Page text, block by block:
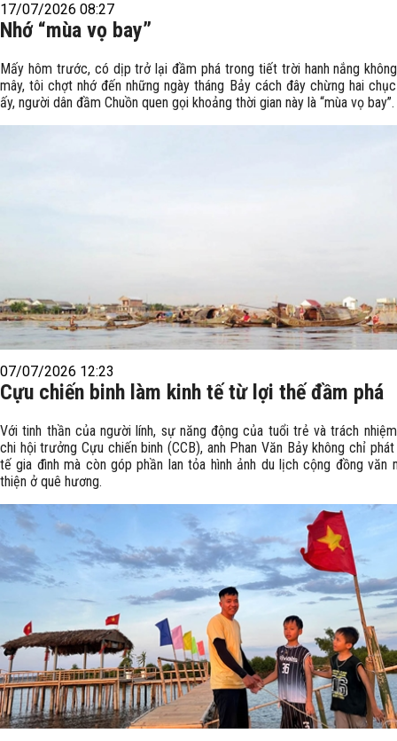
17/07/2026 08:27
Nhớ “mùa vọ bay”
Mấy hôm trước, có dịp trở lại đầm phá trong tiết trời hanh nắng
mây, tôi chợt nhớ đến những ngày tháng Bảy cách đây chừng hai
ấy, người dân đầm Chuồn quen gọi khoảng thời gian này là “mùa vọ bay”.
07/07/2026 12:23
Cựu chiến binh làm kinh tế từ lợi thế đầm phá
Với tinh thần của người lính, sự năng động của tuổi trẻ và trách
chi hội trưởng Cựu chiến binh (CCB), anh Phan Văn Bảy không chỉ
tế gia đình mà còn góp phần lan tỏa hình ảnh du lịch cộng đồng văn
thiện ở quê hương.